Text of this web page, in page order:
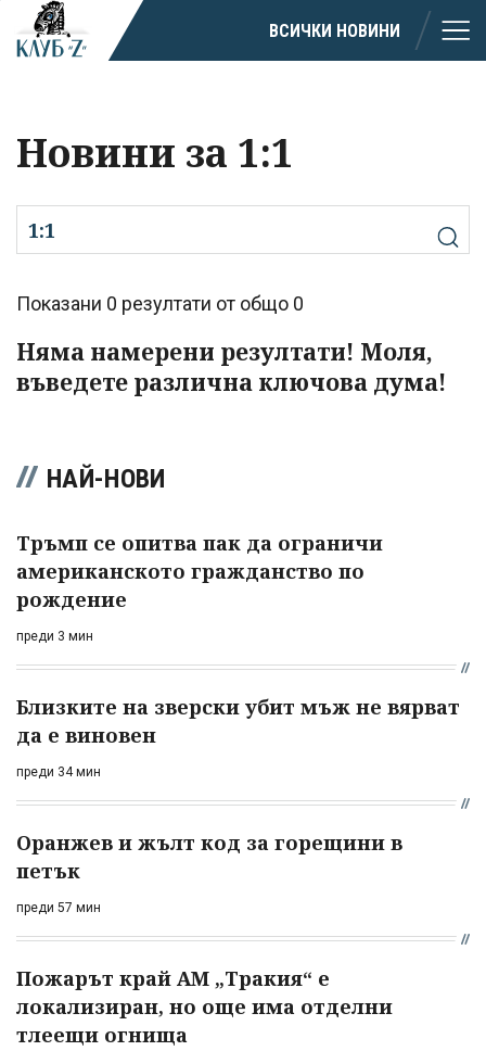
ВСИЧКИ НОВИНИ
Новини за 1:1
Показани 0 резултати от общо 0
Няма намерени резултати! Моля,
въведете различна ключова дума!
НАЙ-НОВИ
Тръмп се опитва пак да ограничи
американското гражданство по
рождение
преди 3 мин
Близките на зверски убит мъж не вярват
да е виновен
преди 34 мин
Оранжев и жълт код за горещини в
петък
преди 57 мин
Пожарът край АМ „Тракия“ е
локализиран, но още има отделни
тлеещи огнища